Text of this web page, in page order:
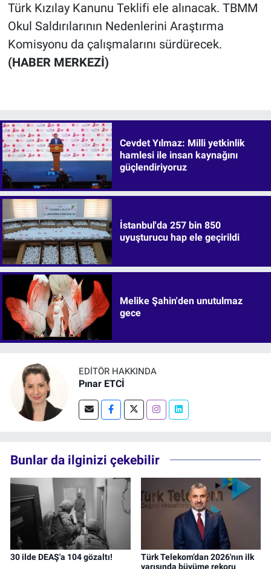
Türk Kızılay Kanunu Teklifi ele alınacak. TBMM
Okul Saldırılarının Nedenlerini Araştırma
Komisyonu da çalışmalarını sürdürecek.
(HABER MERKEZİ)
Cevdet Yılmaz: Milli yetkinlik
hamlesi ile insan kaynağını
güçlendiriyoruz
İstanbul'da 257 bin 850
uyuşturucu hap ele geçirildi
Melike Şahin'den unutulmaz
gece
EDITÖR HAKKINDA
Pınar ETCİ
Bunlar da ilginizi çekebilir
30 ilde DEAŞ'a 104 gözaltı!
Türk Telekom’dan 2026'nın ilk
yarısında büyüme rekoru